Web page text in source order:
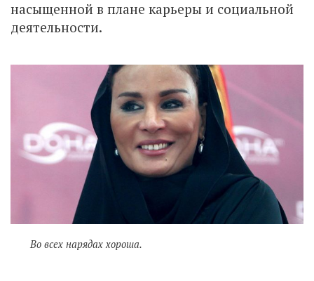
насыщенной в плане карьеры и социальной
деятельности.
Во всех нарядах хороша.